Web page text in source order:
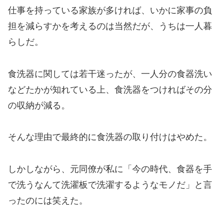
仕事を持っている家族が多ければ、いかに家事の負
担を減らすかを考えるのは当然だが、うちは一人暮
らしだ。
食洗器に関しては若干迷ったが、一人分の食器洗い
などたかが知れている上、食洗器をつければその分
の収納が減る。
そんな理由で最終的に食洗器の取り付けはやめた。
しかしながら、元同僚が私に 「今の時代、食器を手
で洗うなんて洗濯板で洗濯するようなモノだ」と言
ったのには笑えた。